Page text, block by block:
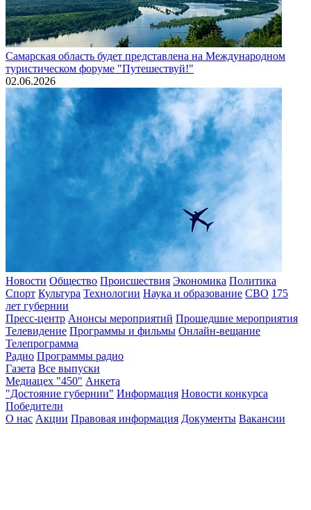
Самарская область будет представлена на Международном
туристическом форуме "Путешествуй!"
02.06.2026
Новости Общество Происшествия Экономика Политика
Спорт Культура Технологии Наука и образование СВО 175
лет губернии
Пресс-центр Анонсы мероприятий Прошедшие мероприятия
Телевидение Программы и фильмы Онлайн-вещание
Телепрограмма
Радио Программы радио
Газета Все выпуски
Медиацех "450" Анкета
"Достояние губернии" Информация Новости конкурса
Победители
О нас Акции Правовая информация Документы Вакансии